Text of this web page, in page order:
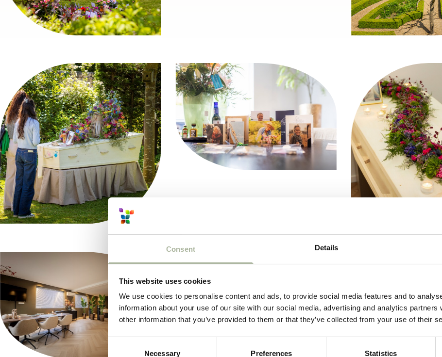
Consent Details
This website uses cookies
We use cookies to personalise content and ads, to provide social media features and to
information about your use of our site with our social media, advertising and analytics partners
other information that you’ve provided to them or that they’ve collected from your use of their
Selection
Necessary Preferences Statistics